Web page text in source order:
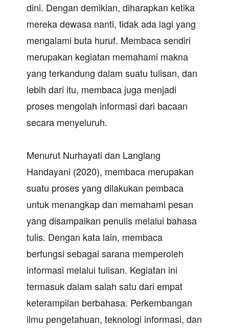
dini. Dengan demikian, diharapkan ketika
mereka dewasa nanti, tidak ada lagi yang
mengalami buta huruf. Membaca sendiri
merupakan kegiatan memahami makna
yang terkandung dalam suatu tulisan, dan
lebih dari itu, membaca juga menjadi
proses mengolah informasi dari bacaan
secara menyeluruh.
Menurut Nurhayati dan Langlang
Handayani (2020), membaca merupakan
suatu proses yang dilakukan pembaca
untuk menangkap dan memahami pesan
yang disampaikan penulis melalui bahasa
tulis. Dengan kata lain, membaca
berfungsi sebagai sarana memperoleh
informasi melalui tulisan. Kegiatan ini
termasuk dalam salah satu dari empat
keterampilan berbahasa. Perkembangan
ilmu pengetahuan, teknologi informasi, dan